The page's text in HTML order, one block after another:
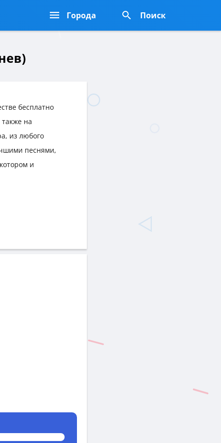
Города Поиск
бесплатно
также на
из любого
песнями,
и